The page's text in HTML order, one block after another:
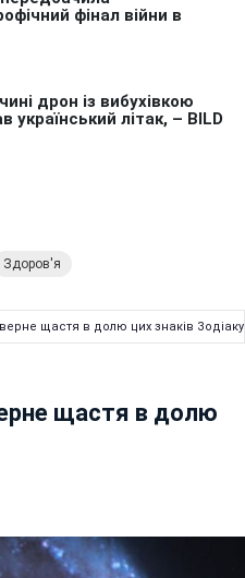
Здоров'я
щастя в долю цих знаків Зодіаку
щастя в долю